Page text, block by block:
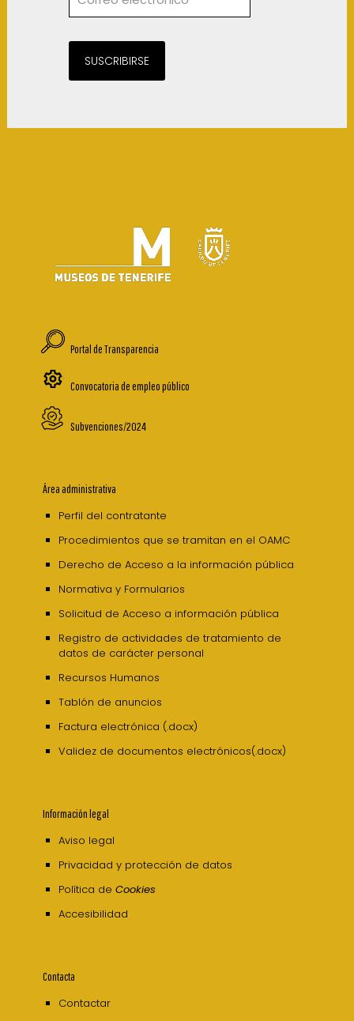
SUSCRIBIRSE
Portal de Transparencia
Convocatoria de empleo público
Subvenciones/2024
Área administrativa
Perfil del contratante
Procedimientos que se tramitan en el OAMC
Derecho de Acceso a la información pública
Normativa y Formularios
Solicitud de Acceso a información pública
Registro de actividades de tratamiento de
datos de carácter personal
Recursos Humanos
Tablón de anuncios
Factura electrónica (.docx)
Validez de documentos electrónicos(.docx)
Información legal
Aviso legal
Privacidad y protección de datos
Política de Cookies
Accesibilidad
Contacta
Contactar